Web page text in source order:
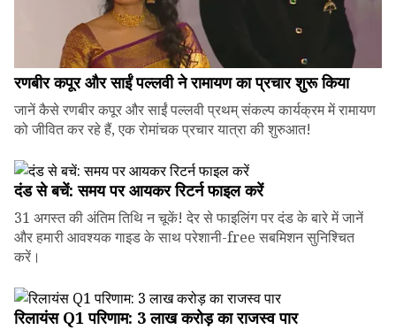
रणबीर कपूर और साईं पल्लवी ने रामायण का प्रचार शुरू किया
जानें कैसे रणबीर कपूर और साईं पल्लवी प्रथम् संकल्प कार्यक्रम में रामायण
को जीवित कर रहे हैं, एक रोमांचक प्रचार यात्रा की शुरुआत!
दंड से बचें: समय पर आयकर रिटर्न फाइल करें
31 अगस्त की अंतिम तिथि न चूकें! देर से फाइलिंग पर दंड के बारे में जानें
और हमारी आवश्यक गाइड के साथ परेशानी-free सबमिशन सुनिश्चित
करें।
रिलायंस Q1 परिणाम: ₹3 लाख करोड़ का राजस्व पार